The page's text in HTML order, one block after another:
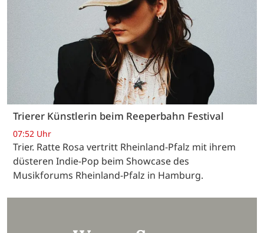
Trierer Künstlerin beim Reeperbahn Festival
07:52 Uhr
Trier. Ratte Rosa vertritt Rheinland-Pfalz mit ihrem
düsteren Indie-Pop beim Showcase des
Musikforums Rheinland-Pfalz in Hamburg.